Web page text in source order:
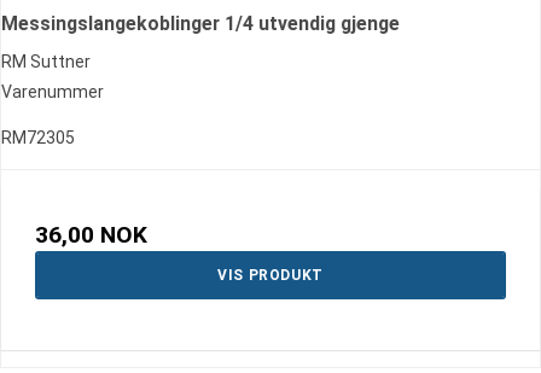
Messingslangekoblinger 1/4 utvendig gjenge
RM Suttner
Varenummer
RM72305
36,00 NOK
VIS PRODUKT